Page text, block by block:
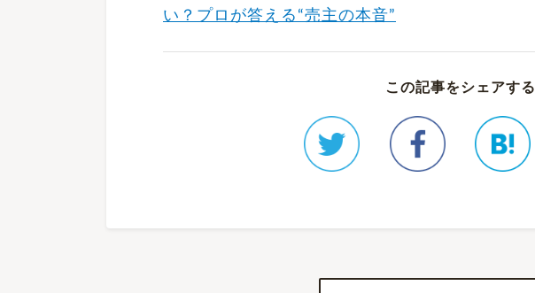
い？プロが答える“売主の本音”
この記事をシェアする